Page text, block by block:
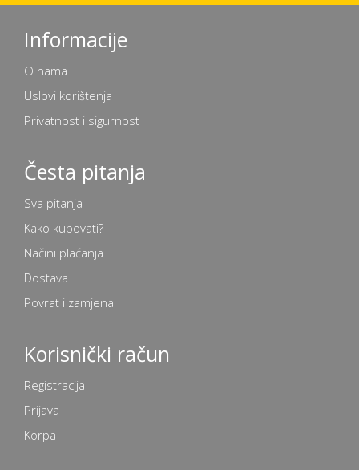
Informacije
O nama
Uslovi korištenja
Privatnost i sigurnost
Česta pitanja
Sva pitanja
Kako kupovati?
Načini plaćanja
Dostava
Povrat i zamjena
Korisnički račun
Registracija
Prijava
Korpa